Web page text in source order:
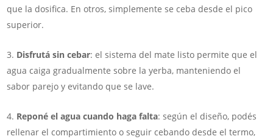
que la dosifica. En otros, simplemente se ceba desde el pico
superior.
Disfrutá sin cebar: el sistema del mate listo permite que el
agua caiga gradualmente sobre la yerba, manteniendo el
sabor parejo y evitando que se lave.
Reponé el agua cuando haga falta: según el diseño, podés
rellenar el compartimiento o seguir cebando desde el termo,